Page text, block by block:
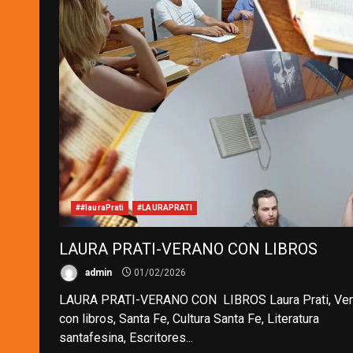
##lauraPrati #LAURAPRATI
LAURA PRATI-VERANO CON LIBROS
admin 01/02/2026
LAURA PRATI-VERANO CON LIBROS Laura Prati,
con libros, Santa Fe, Cultura Santa Fe, Literatura
santafesina, Escritores...